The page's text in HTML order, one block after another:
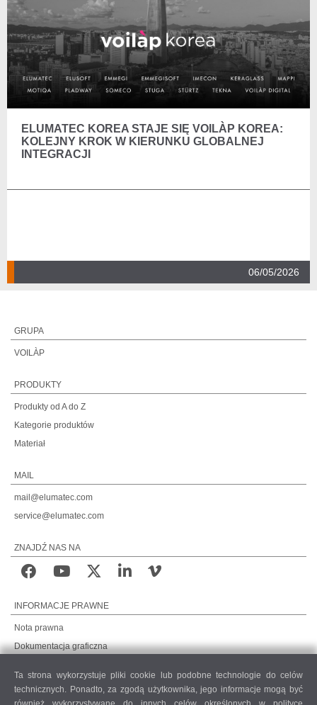
ELUMATEC KOREA STAJE SIĘ VOILÀP KOREA:
KOLEJNY KROK W KIERUNKU GLOBALNEJ
INTEGRACJI
06/05/2026
GRUPA
VOILÀP
PRODUKTY
Produkty od A do Z
Kategorie produktów
Materiał
MAIL
mail@elumatec.com
service@elumatec.com
ZNAJDŹ NAS NA
INFORMACJE PRAWNE
Nota prawna
Dokumentacja graficzna
Ogólne warunki sprzedaży
Ta strona wykorzystuje pliki cookie lub podobne technologie do celów
technicznych. Ponadto, za zgodą użytkownika, jego informacje mogą być